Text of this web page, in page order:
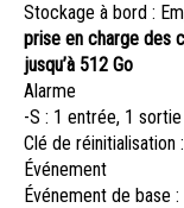
Stockage à bord :
prise en charge des
jusqu’à 512 Go
Alarme
-S : 1 entrée, 1
Clé de réinitialisation
Événement
Événement de base